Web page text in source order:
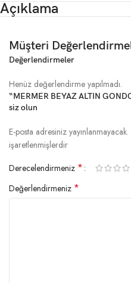
Açıklama
Müşteri
Değerlendirmeler
Henüz değerlendirme yapılmadı.
“MERMER BEYAZ ALTIN
siz olun
E-posta adresiniz yayınlanmayacak.
işaretlenmişlerdir
Derecelendirmeniz *
Değerlendirmeniz *